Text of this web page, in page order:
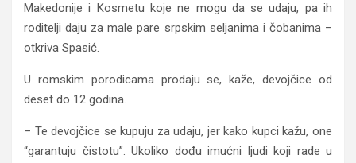
Makedonije i Kosmetu koje ne mogu da se udaju, pa ih
roditelji daju za male pare srpskim seljanima i čobanima –
otkriva Spasić.
U romskim porodicama prodaju se, kaže, devojčice od
deset do 12 godina.
– Te devojčice se kupuju za udaju, jer kako kupci kažu, one
“garantuju čistotu”. Ukoliko dođu imućni ljudi koji rade u